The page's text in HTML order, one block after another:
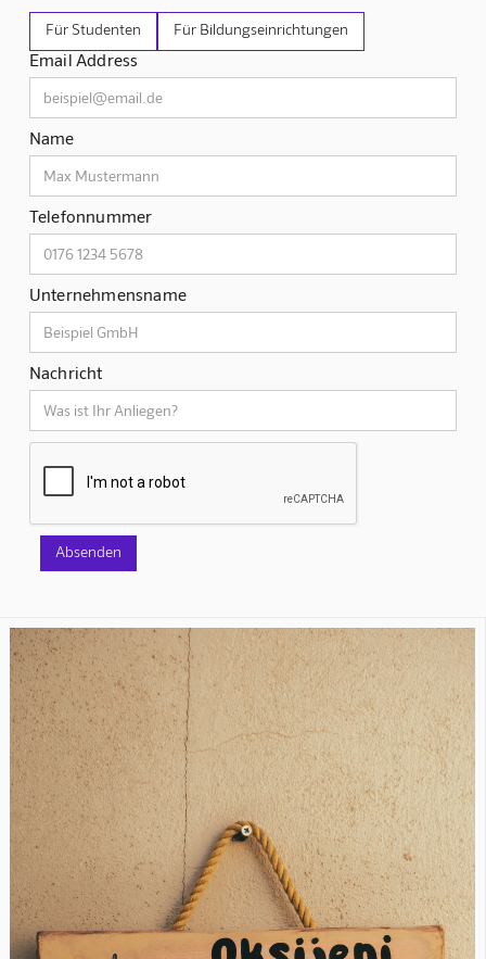
Für Studenten Für Bildungseinrichtungen
Email Address
Name
Telefonnummer
Unternehmensname
Nachricht